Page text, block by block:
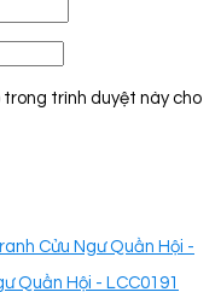
trình duyệt này cho